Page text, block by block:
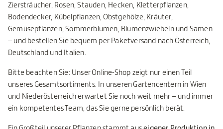
Ziersträucher, Rosen, Stauden, Hecken, Kletterpflanzen,
Bodendecker, Kübelpflanzen, Obstgehölze, Kräuter,
Gemüsepflanzen, Sommerblumen, Blumenzwiebeln und Samen
– und bestellen Sie bequem per Paketversand nach Österreich,
Deutschland und Italien.
Bitte beachten Sie: Unser Online-Shop zeigt nur einen Teil
unseres Gesamtsortiments. In unseren Gartencentern in Wien
und Niederösterreich erwartet Sie noch weit mehr – und immer
ein kompetentes Team, das Sie gerne persönlich berät.